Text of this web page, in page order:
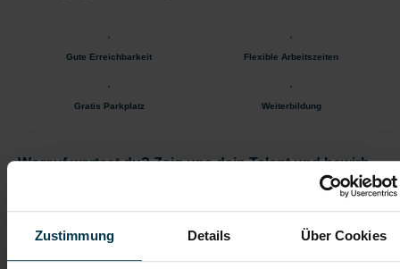
Zustimmung Details Über Cookies
Gute Erreichbarkeit Flexible Arbeitszeiten
Gratis Parkplatz Weiterbildung
Worauf wartest du? Zeig uns dein Talent und bewirb